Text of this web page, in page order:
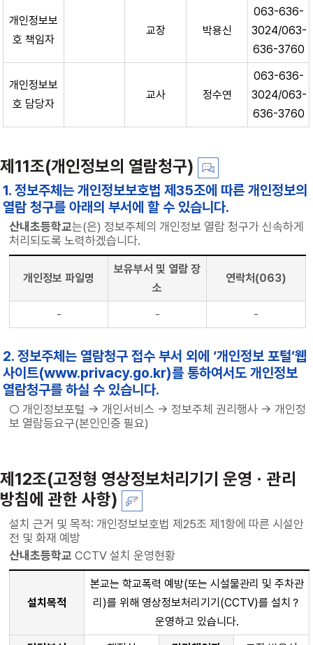
개인정보보
호 책임자
교장 박용신
063-636-
3024/063-
636-3760
개인정보보
호 담당자
교사 정수연
063-636-
3024/063-
636-3760
제11조(개인정보의 열람청구)
1. 정보주체는 개인정보보호법 제35조에 따른 개인정보의
열람 청구를 아래의 부서에 할 수 있습니다.
산내초등학교는(은) 정보주체의 개인정보 열람 청구가 신속하게
처리되도록 노력하겠습니다.
개인정보 파일명
보유부서 및 열람 장
소
연락처(063)
- - -
2. 정보주체는 열람청구 접수 부서 외에 ‘개인정보 포털’웹
사이트(www.privacy.go.kr)를 통하여서도 개인정보
열람청구를 하실 수 있습니다.
○ 개인정보포털 → 개인서비스 → 정보주체 권리행사 → 개인정
보 열람등요구(본인인증 필요)
제12조(고정형 영상정보처리기기 운영ㆍ관리
방침에 관한 사항)
설치 근거 및 목적: 개인정보보호법 제25조 제1항에 따른 시설안
전 및 화재 예방
산내초등학교 CCTV 설치 운영현황
설치목적
본교는 학교폭력 예방(또는 시설물관리 및 주차관
리)를 위해 영상정보처리기기(CCTV)를 설치？
운영하고 있습니다.